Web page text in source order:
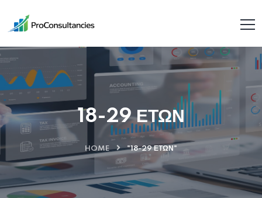
18-29 ΕΤΩΝ
HOME "18-29 ΕΤΩΝ"